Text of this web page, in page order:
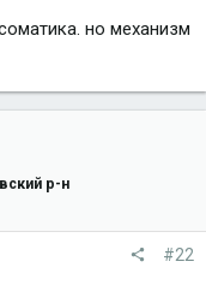
но механизм
р-н
#22